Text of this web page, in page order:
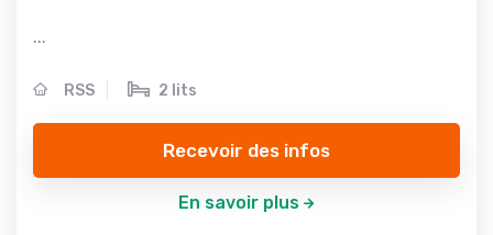
...
RSS 2 lits
Recevoir des infos
En savoir plus